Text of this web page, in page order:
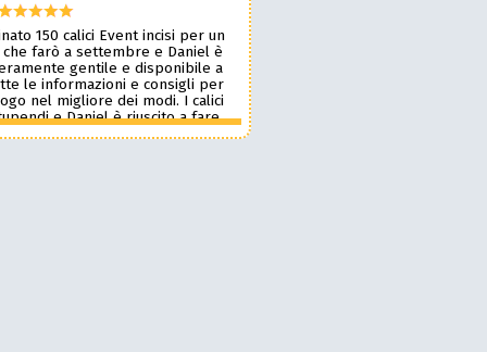
150 calici Event incisi per un
farò a settembre e Daniel è
gentile e disponibile a
le informazioni e consigli per
nel migliore dei modi. I calici
e Daniel è riuscito a fare
giorni accontentandomi.